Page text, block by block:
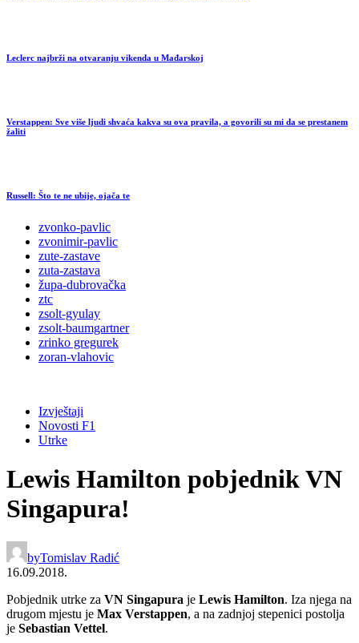
Leclerc najbrži na otvaranju vikenda u Mađarskoj
Verstappen: Sve više ljudi shvaća kakva su ova pravila, a govorili su mi da se prestanem
žaliti
Russell: Što te ne ubije, ojača te
zvonko-pavlic
zvonimir-pavlic
zute-zastave
zuta-zastava
župa-dubrovačka
ztc
zsolt-gyulay
zsolt-baumgartner
zrinko gregurek
zoran-vlahovic
Izvještaji
Novosti F1
Utrke
Lewis Hamilton pobjednik VN
Singapura!
byTomislav Radić
16.09.2018.
Pobjednik utrke za VN Singapura je Lewis Hamilton. Iza njega na
drugom mjestu je Max Verstappen, a na zadnjoj stepenici postolja
je Sebastian Vettel.